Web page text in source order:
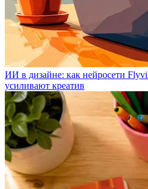
ИИ в дизайне: как нейросети
усиливают креатив